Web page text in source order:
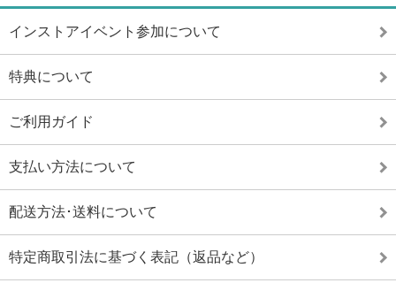
インストアイベント参加について
特典について
ご利用ガイド
支払い方法について
配送方法･送料について
特定商取引法に基づく表記（返品など）